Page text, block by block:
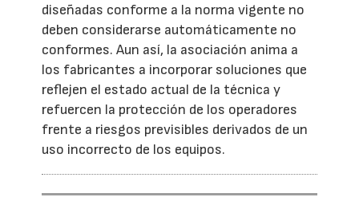
diseñadas conforme a la norma vigente no
deben considerarse automáticamente no
conformes. Aun así, la asociación anima a
los fabricantes a incorporar soluciones que
reflejen el estado actual de la técnica y
refuercen la protección de los operadores
frente a riesgos previsibles derivados de un
uso incorrecto de los equipos.